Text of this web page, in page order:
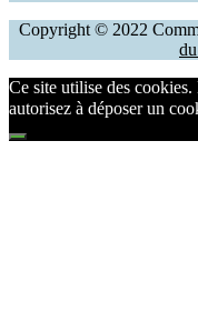
Copyright © 2022
Ce site utilise des
autorisez à déposer un